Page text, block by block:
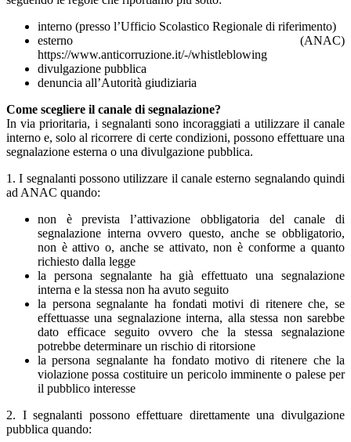
interno (presso l’Ufficio Scolastico Regionale di riferimento)
esterno (ANAC)
https://www.anticorruzione.it/-/whistleblowing
divulgazione pubblica
denuncia all’Autorità giudiziaria
Come scegliere il canale di segnalazione?
In via prioritaria, i segnalanti sono incoraggiati a utilizzare il canale
interno e, solo al ricorrere di certe condizioni, possono effettuare una
segnalazione esterna o una divulgazione pubblica.
1. I segnalanti possono utilizzare il canale esterno segnalando quindi
ad ANAC quando:
non è prevista l’attivazione obbligatoria del canale di
segnalazione interna ovvero questo, anche se obbligatorio,
non è attivo o, anche se attivato, non è conforme a quanto
richiesto dalla legge
la persona segnalante ha già effettuato una segnalazione
interna e la stessa non ha avuto seguito
la persona segnalante ha fondati motivi di ritenere che, se
effettuasse una segnalazione interna, alla stessa non sarebbe
dato efficace seguito ovvero che la stessa segnalazione
potrebbe determinare un rischio di ritorsione
la persona segnalante ha fondato motivo di ritenere che la
violazione possa costituire un pericolo imminente o palese per
il pubblico interesse
2. I segnalanti possono effettuare direttamente una divulgazione
pubblica quando: